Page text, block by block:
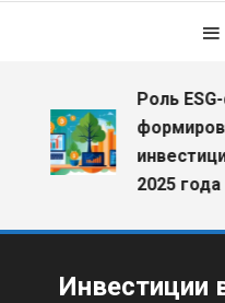
Роль ESG-
2025 года
Инвестиции